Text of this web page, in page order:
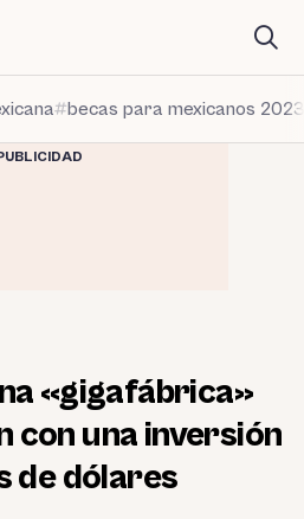
becas para mexicanos 2023
«gigafábrica»
con una inversión
de dólares